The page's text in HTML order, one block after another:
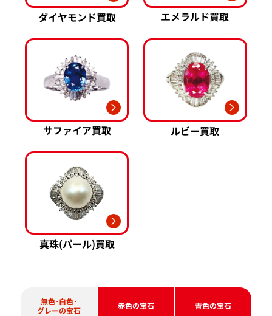
Pt950 買取
Pt850 買取
Pt&Pm 買取
銀･シルバー 買取
パラジウム 買取
ゾーネ 買取
パネライ 買取
ブルガリ 買取
フランク ミュラー 買取
IWC 買取
買取可能な商品をもっと見る
ダイヤモンド買取 エメラルド買取
サファイア買取 ルビー買取
真珠(パール)買取
無色･白色･
グレーの宝石
赤色の宝石 青色の宝石